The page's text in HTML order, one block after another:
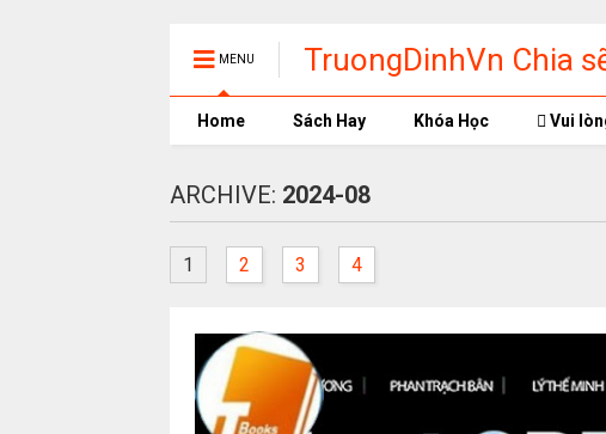
MENU
TruongDinhVn Chia
phần mềm học tập
Home Sách Hay Khóa Học Vui
ARCHIVE: 2024-08
1 2 3 4